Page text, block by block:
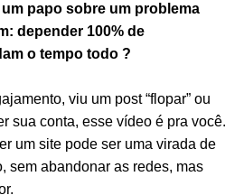
papo sobre um problema
depender 100% de
o tempo todo ?
viu um post “flopar” ou
sua conta, esse vídeo é pra você.
um site pode ser uma virada de
sem abandonar as redes, mas